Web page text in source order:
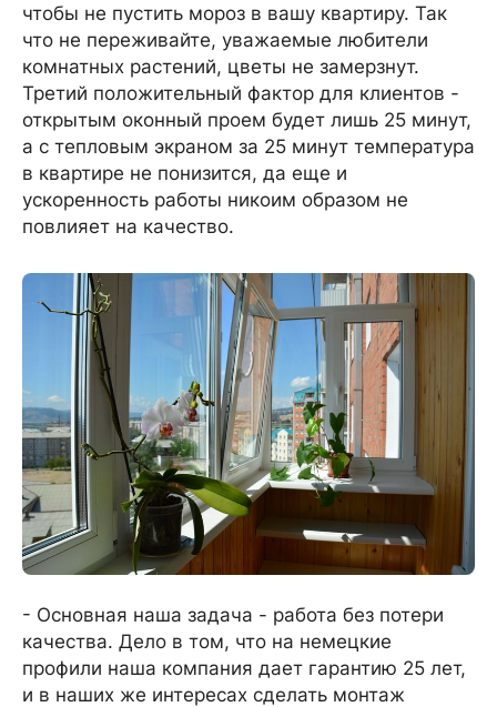
чтобы не пустить мороз в вашу квартиру. Так
что не переживайте, уважаемые любители
комнатных растений, цветы не замерзнут.
Третий положительный фактор для клиентов -
открытым оконный проем будет лишь 25 минут,
а с тепловым экраном за 25 минут температура
в квартире не понизится, да еще и
ускоренность работы никоим образом не
повлияет на качество.
- Основная наша задача - работа без потери
качества. Дело в том, что на немецкие
профили наша компания дает гарантию 25 лет,
и в наших же интересах сделать монтаж